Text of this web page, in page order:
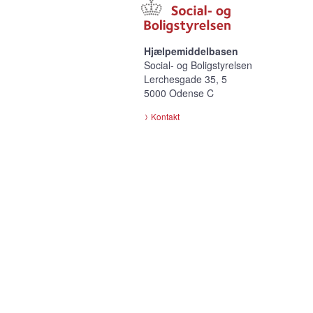
Hjælpemiddelbasen
Social- og Boligstyrelsen
Lerchesgade 35, 5
5000 Odense C
Kontakt